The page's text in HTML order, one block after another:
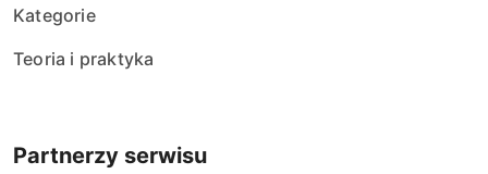
Kategorie
Teoria i praktyka
Partnerzy serwisu